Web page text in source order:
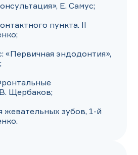
Е. Самус;
пункта. II
«Первичная эндодонтия»,
Щербаков;
жевательных зубов, 1-й